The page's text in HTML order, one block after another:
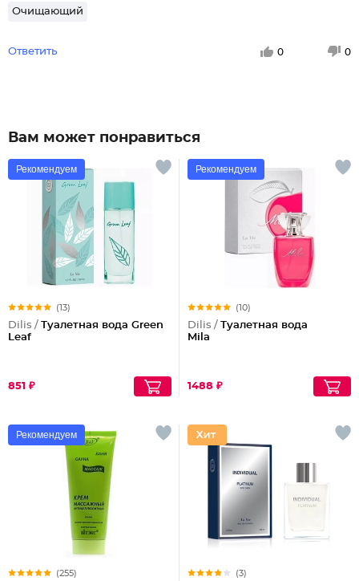
Очищающий
Ответить 0 0
Вам может понравиться
Рекомендуем
(13)
Dilis / Туалетная вода Green
Leaf
851 ₽
Рекомендуем
(10)
Dilis / Туалетная вода
Mila
1488 ₽
Рекомендуем
(255) (3)